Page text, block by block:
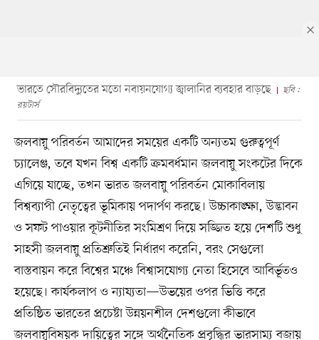
ভারতে সৌরবিদ্যুতের মতো নবায়নযোগ্য জ্বালানির ব্যবহার বাড়ছে
ছবি :
রয়টার্স
জলবায়ু পরিবর্তন আমাদের সময়ের একটি অন্যতম গুরুত্বপূর্ণ
চ্যালেঞ্জ, তবে যখন বিশ্ব একটি ক্রমবর্ধমান জলবায়ু সংকটের দিকে
এগিয়ে যাচ্ছে, তখন ভারত জলবায়ু পরিবর্তন মোকাবিলায়
বিশ্বব্যাপী নেতৃত্বের ভূমিকায় পদার্পণ করছে। উচ্চাকাঙ্ক্ষা, উদ্ভাবন
ও সফট পাওয়ার কূটনীতির সংমিশ্রণ দিয়ে সজ্জিত হয়ে দেশটি শুধু
সাহসী জলবায়ু প্রতিশ্রুতিই নির্ধারণ করেনি, বরং সেগুলো
বাস্তবায়ন করে বিশ্বের মঞ্চে বিশ্বাসযোগ্য নেতা হিসেবে আবির্ভূতও
হয়েছে। কার্যকলাপ ও ন্যায্যতা—উভয়ের ওপর ভিত্তি করে
প্রতিষ্ঠিত ভারতের প্রচেষ্টা উন্নয়নশীল দেশগুলো কীভাবে
জলবায়ুবিষয়ক দায়িত্বের সঙ্গে অর্থনৈতিক প্রবৃদ্ধির ভারসাম্য বজায়